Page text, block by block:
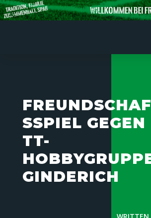
SSPIEL GEGEN
TT-
GINDERICH